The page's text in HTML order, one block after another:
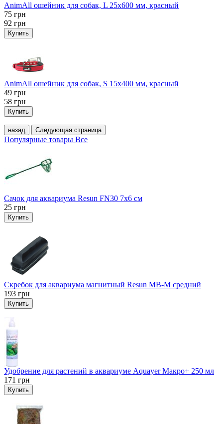
AnimAll ошейник для собак, L 25x600 мм, красный
75 грн
92 грн
Купить
AnimAll ошейник для собак, S 15х400 мм, красный
49 грн
58 грн
Купить
назад Следующая страница
Популярные товары Все
Сачок для аквариума Resun FN30 7х6 см
25 грн
Купить
Скребок для аквариума магнитный Resun MB-M средний
193 грн
Купить
Удобрение для растений в аквариуме Aquayer Макро+ 250 мл
171 грн
Купить